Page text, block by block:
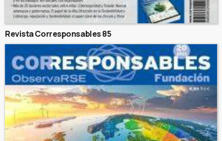
Revista Corresponsables 85